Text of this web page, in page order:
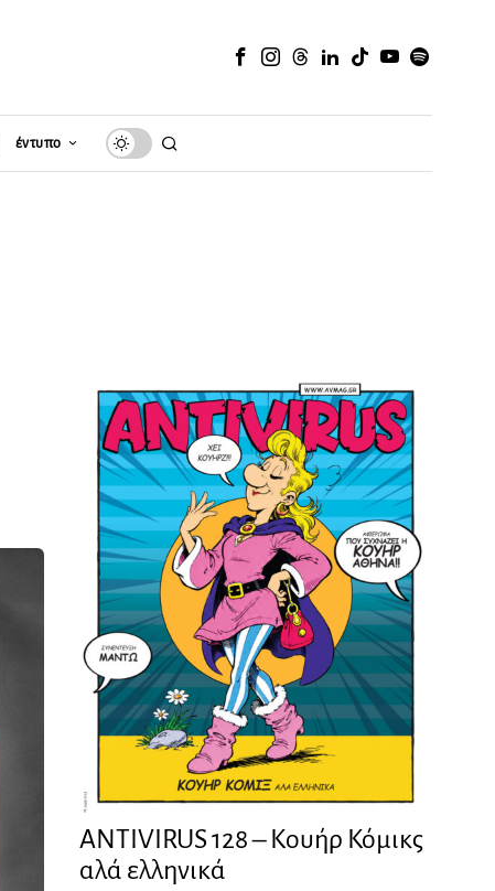
έντυπο
ANTIVIRUS 128 – Kουήρ Κόμικς
αλά ελληνικά